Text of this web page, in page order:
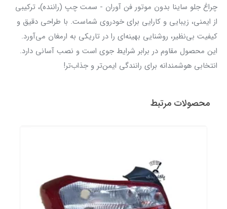
چراغ جلو ساینا بدون موتور فن آوران - سمت چپ (راننده)، ترکیبی
از ایمنی، زیبایی و کارایی برای خودروی شماست. با طراحی دقیق و
کیفیت بی‌نظیر، روشنایی بهینه‌ای را در تاریکی به ارمغان می‌آورد.
این محصول مقاوم در برابر شرایط جوی است و نصب آسانی دارد.
انتخابی هوشمندانه برای رانندگی ایمن‌تر و جذاب‌تر!
محصولات مرتبط